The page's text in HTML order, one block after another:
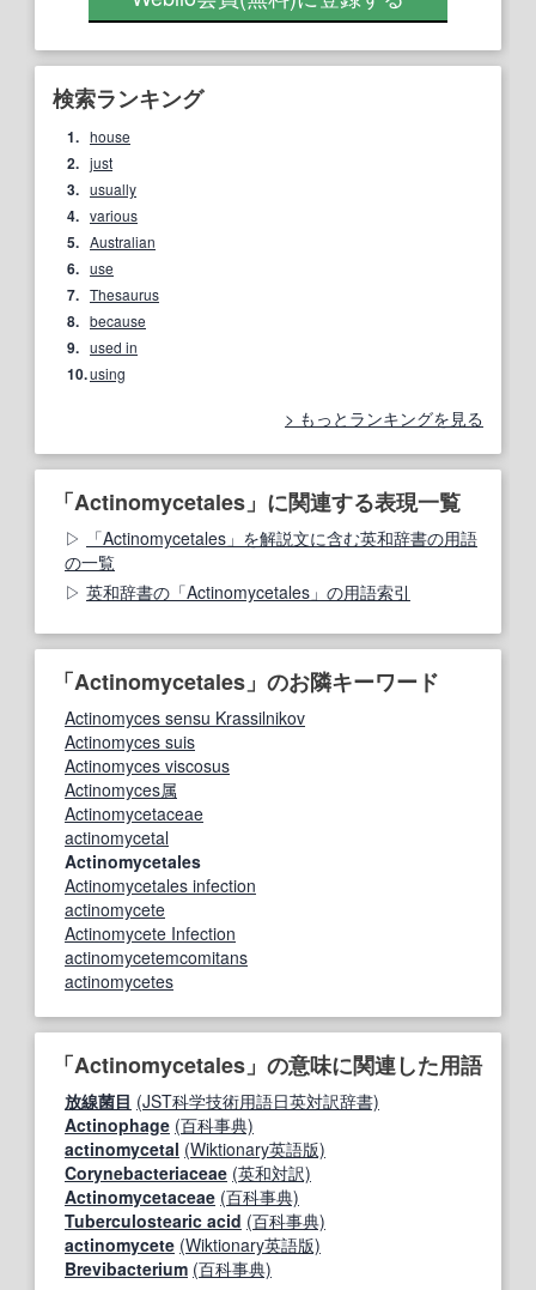
検索ランキング
1. house
2. just
3. usually
4. various
5. Australian
6. use
7. Thesaurus
8. because
9. used in
10.using
もっとランキングを見る
「Actinomycetales」に関連する表現一覧
「Actinomycetales」を解説文に含む英和辞書の用語
の一覧
英和辞書の「Actinomycetales」の用語索引
「Actinomycetales」のお隣キーワード
Actinomyces sensu Krassilnikov
Actinomyces suis
Actinomyces viscosus
Actinomyces属
Actinomycetaceae
actinomycetal
Actinomycetales
Actinomycetales infection
actinomycete
Actinomycete Infection
actinomycetemcomitans
actinomycetes
「Actinomycetales」の意味に関連した用語
放線菌目 (JST科学技術用語日英対訳辞書)
Actinophage (百科事典)
actinomycetal (Wiktionary英語版)
Corynebacteriaceae (英和対訳)
Actinomycetaceae (百科事典)
Tuberculostearic acid (百科事典)
actinomycete (Wiktionary英語版)
Brevibacterium (百科事典)